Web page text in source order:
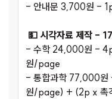
- 안내문 3,700원 -
💵 시각자료 제작 -
- 수학 24,000원 -
원/page
- 통합과학 77,000
원/page) + (2p x 촉